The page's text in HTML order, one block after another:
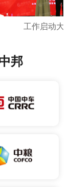
工作启动大会
邦